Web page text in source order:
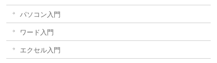
パソコン入門
ワード入門
エクセル入門